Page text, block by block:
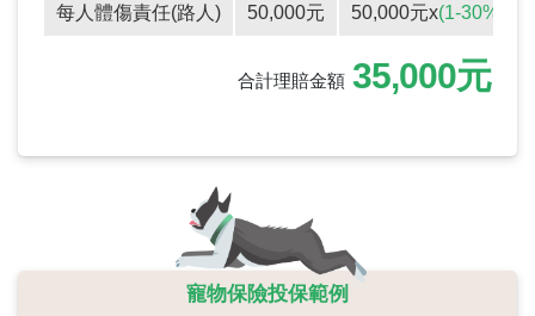
每人體傷責任(路人) 50,000元 50,000元x(1-30%)
合計理賠金額 35,000元
寵物保險投保範例